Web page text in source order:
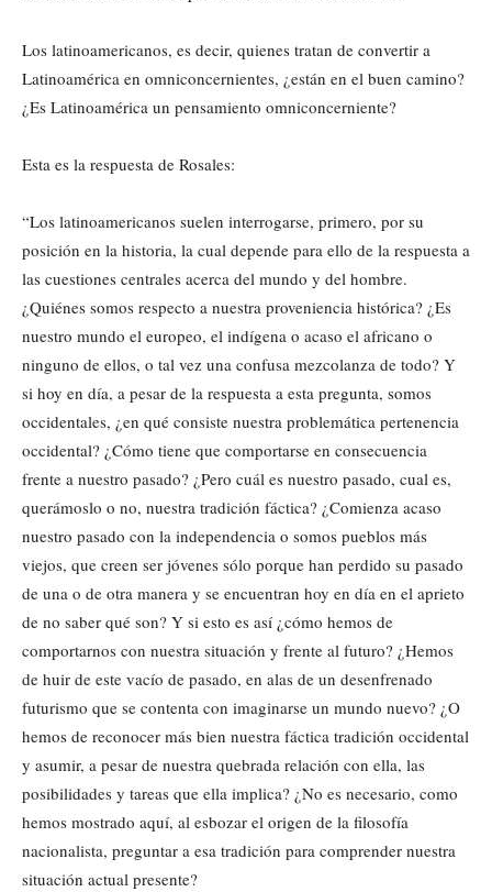
Los latinoamericanos, es decir, quienes tratan de convertir a
Latinoamérica en omniconcernientes, ¿están en el buen camino?
¿Es Latinoamérica un pensamiento omniconcerniente?
Esta es la respuesta de Rosales:
“Los latinoamericanos suelen interrogarse, primero, por su
posición en la historia, la cual depende para ello de la respuesta a
las cuestiones centrales acerca del mundo y del hombre.
¿Quiénes somos respecto a nuestra proveniencia histórica? ¿Es
nuestro mundo el europeo, el indígena o acaso el africano o
ninguno de ellos, o tal vez una confusa mezcolanza de todo? Y
si hoy en día, a pesar de la respuesta a esta pregunta, somos
occidentales, ¿en qué consiste nuestra problemática pertenencia
occidental? ¿Cómo tiene que comportarse en consecuencia
frente a nuestro pasado? ¿Pero cuál es nuestro pasado, cual es,
querámoslo o no, nuestra tradición fáctica? ¿Comienza acaso
nuestro pasado con la independencia o somos pueblos más
viejos, que creen ser jóvenes sólo porque han perdido su pasado
de una o de otra manera y se encuentran hoy en día en el aprieto
de no saber qué son? Y si esto es así ¿cómo hemos de
comportarnos con nuestra situación y frente al futuro? ¿Hemos
de huir de este vacío de pasado, en alas de un desenfrenado
futurismo que se contenta con imaginarse un mundo nuevo? ¿O
hemos de reconocer más bien nuestra fáctica tradición occidental
y asumir, a pesar de nuestra quebrada relación con ella, las
posibilidades y tareas que ella implica? ¿No es necesario, como
hemos mostrado aquí, al esbozar el origen de la filosofía
nacionalista, preguntar a esa tradición para comprender nuestra
situación actual presente?